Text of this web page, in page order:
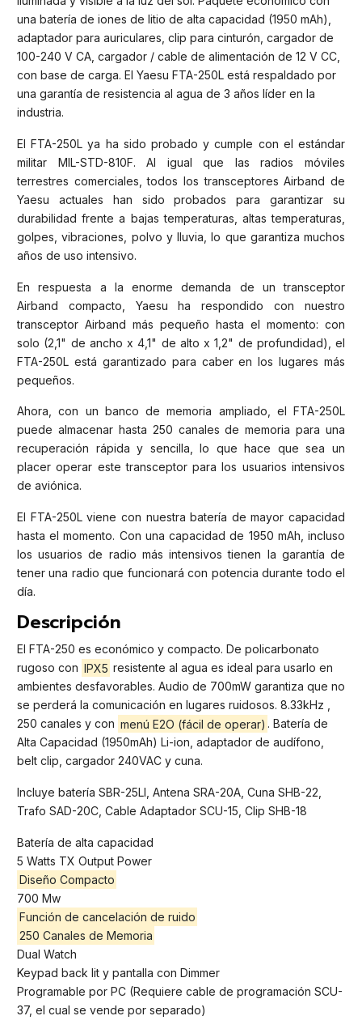
una batería de iones de litio de alta capacidad (1950 mAh),
adaptador para auriculares, clip para cinturón, cargador de
100-240 V CA, cargador / cable de alimentación de 12 V CC,
con base de carga. El Yaesu FTA-250L está respaldado por
una garantía de resistencia al agua de 3 años líder en la
industria.
El FTA-250L ya ha sido probado y cumple con el estándar
militar MIL-STD-810F. Al igual que las radios móviles
terrestres comerciales, todos los transceptores Airband de
Yaesu actuales han sido probados para garantizar su
durabilidad frente a bajas temperaturas, altas temperaturas,
golpes, vibraciones, polvo y lluvia, lo que garantiza muchos
años de uso intensivo.
En respuesta a la enorme demanda de un transceptor
Airband compacto, Yaesu ha respondido con nuestro
transceptor Airband más pequeño hasta el momento: con
solo (2,1" de ancho x 4,1" de alto x 1,2" de profundidad), el
FTA-250L está garantizado para caber en los lugares más
pequeños.
Ahora, con un banco de memoria ampliado, el FTA-250L
puede almacenar hasta 250 canales de memoria para una
recuperación rápida y sencilla, lo que hace que sea un
placer operar este transceptor para los usuarios intensivos
de aviónica.
El FTA-250L viene con nuestra batería de mayor capacidad
hasta el momento. Con una capacidad de 1950 mAh, incluso
los usuarios de radio más intensivos tienen la garantía de
tener una radio que funcionará con potencia durante todo el
día.
Descripción
El FTA-250 es económico y compacto. De policarbonato
rugoso con IPX5 resistente al agua es ideal para usarlo en
ambientes desfavorables. Audio de 700mW garantiza que no
se perderá la comunicación en lugares ruidosos. 8.33kHz ,
250 canales y con menú E2O (fácil de operar) . Batería de
Alta Capacidad (1950mAh) Li-ion, adaptador de audífono,
belt clip, cargador 240VAC y cuna.
Incluye batería SBR-25LI, Antena SRA-20A, Cuna SHB-22,
Trafo SAD-20C, Cable Adaptador SCU-15, Clip SHB-18
Batería de alta capacidad
5 Watts TX Output Power
Diseño Compacto
700 Mw
Función de cancelación de ruido
250 Canales de Memoria
Dual Watch
Keypad back lit y pantalla con Dimmer
Programable por PC (Requiere cable de programación SCU-
37, el cual se vende por separado)